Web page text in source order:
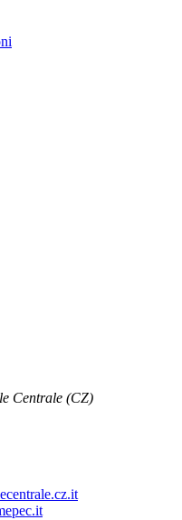
Centrale (CZ)